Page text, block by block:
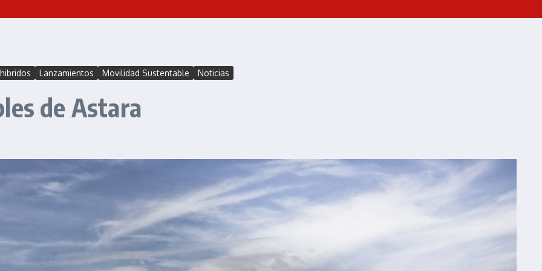
hibridos Lanzamientos Movilidad Sustentable Noticias
de Astara